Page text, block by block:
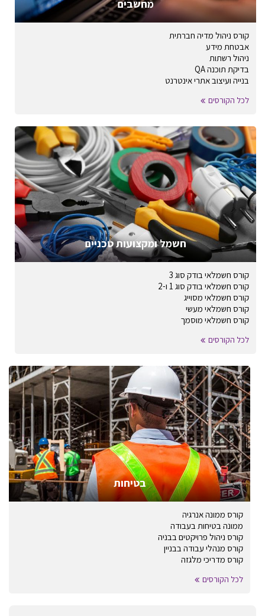
מחשבים
קורס ניהול מדיה חברתית
אבטחת מידע
ניהול רשתות
בדיקת תוכנה QA
בנייה ועיצוב אתרי אינטרנט
לכל הקורסים
חשמל ומקצועות טכניים
קורס חשמלאי בודק סוג 3
קורס חשמלאי בודק סוג 1 ו-2
קורס חשמלאי מסוייג
קורס חשמלאי מעשי
קורס חשמלאי מוסמך
לכל הקורסים
בטיחות
קורס ממונה אנרגיה
ממונה בטיחות בעבודה
קורס ניהול פרויקטים בבניה
קורס מנהלי עבודה בבניין
קורס מדריכי מלגזה
לכל הקורסים